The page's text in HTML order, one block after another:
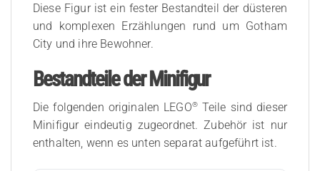
Diese Figur ist ein fester Bestandteil der düsteren
und komplexen Erzählungen rund um Gotham
City und ihre Bewohner.
Bestandteile der Minifigur
Die folgenden originalen LEGO®Teile sind dieser
Minifigur eindeutig zugeordnet. Zubehör ist nur
enthalten, wenn es unten separat aufgeführt ist.